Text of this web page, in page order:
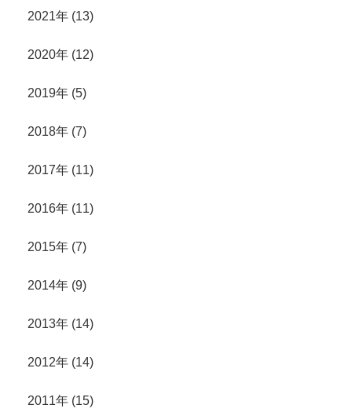
2021年 (13)
2020年 (12)
2019年 (5)
2018年 (7)
2017年 (11)
2016年 (11)
2015年 (7)
2014年 (9)
2013年 (14)
2012年 (14)
2011年 (15)